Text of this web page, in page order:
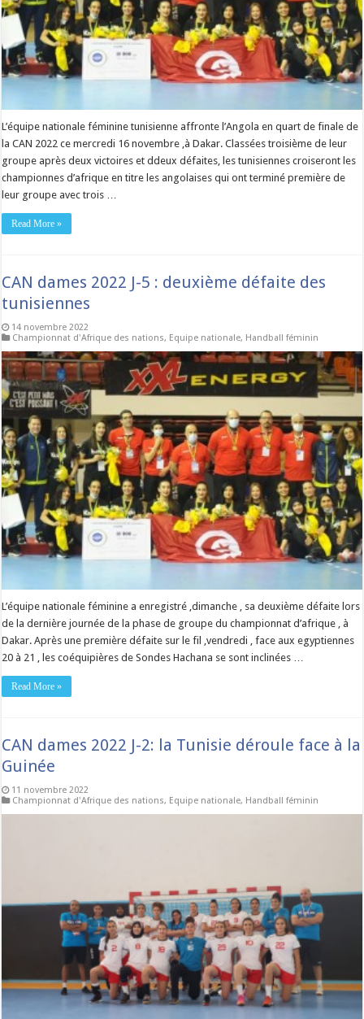
L’équipe nationale féminine tunisienne affronte l’Angola en quart de finale de
la CAN 2022 ce mercredi 16 novembre ,à Dakar. Classées troisième de leur
groupe après deux victoires et ddeux défaites, les tunisiennes croiseront les
championnes d’afrique en titre les angolaises qui ont terminé première de
leur groupe avec trois …
Read More »
CAN dames 2022 J-5 : deuxième défaite des
tunisiennes
14 novembre 2022
Championnat d'Afrique des nations, Equipe nationale, Handball féminin
L’équipe nationale féminine a enregistré ,dimanche , sa deuxième défaite lors
de la dernière journée de la phase de groupe du championnat d’afrique , à
Dakar. Après une première défaite sur le fil ,vendredi , face aux egyptiennes
20 à 21 , les coéquipières de Sondes Hachana se sont inclinées …
Read More »
CAN dames 2022 J-2: la Tunisie déroule face à la
Guinée
11 novembre 2022
Championnat d'Afrique des nations, Equipe nationale, Handball féminin